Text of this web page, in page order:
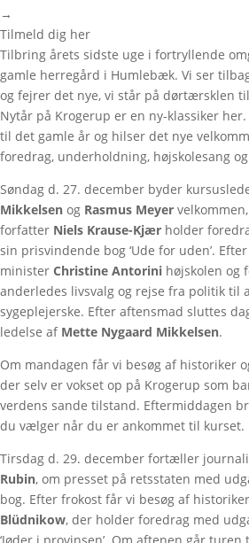
→
Tilmeld dig her
Tilbring årets sidste uge i fortryllende
gamle herregård i Humlebæk. Vi ser
og fejrer det nye, vi står på dørtærsklen
Nytår på Krogerup er en ny-klassiker
til det gamle år og hilser det nye
foredrag, underholdning, højskolesang
Søndag d. 27. december byder
Mikkelsen og Rasmus Meyer
forfatter Niels Krause-Kjær holder
sin prisvindende bog ‘Ude for uden’.
minister Christine Antorini højskolen og
anderledes livsvalg og rejse fra politik til
sygeplejerske. Efter aftensmad sluttes
ledelse af Mette Nygaard Mikkelsen.
Om mandagen får vi besøg af historiker
der selv er vokset op på Krogerup som
verdens sande tilstand. Eftermiddagen
du vælger når du er ankommet til kurset.
Tirsdag d. 29. december fortæller
Rubin, om presset på retsstaten med
bog. Efter frokost får vi besøg af
Blüdnikow, der holder foredrag med